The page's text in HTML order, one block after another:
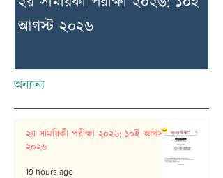
আগস্ট ২০২৬
অন্যান্য
২য় সাময়িকী পরীক্ষা ২০২৬: ১০ই আগস্ট
২০২৬
19 hours ago